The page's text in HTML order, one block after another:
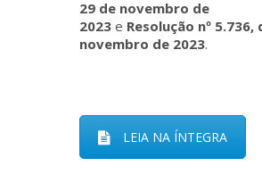
29 de novembro de
2023 e Resolução nº 5.736,
novembro de 2023.
LEIA NA ÍNTEGRA